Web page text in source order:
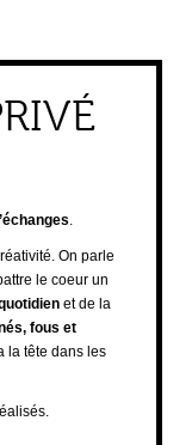
.
On parle
le coeur un
et de la
fous et
la tête dans les